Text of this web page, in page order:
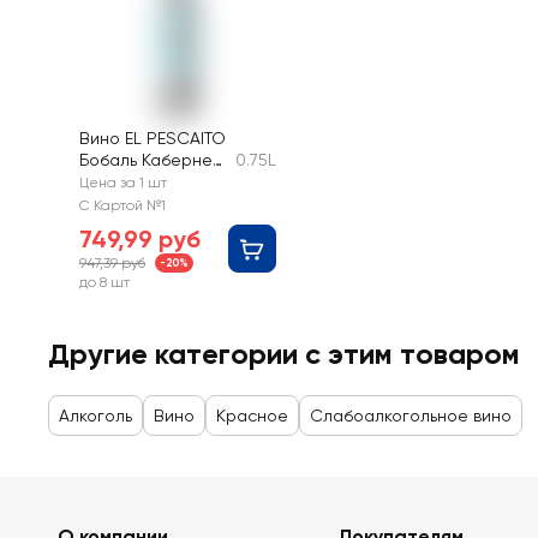
Вино EL PESCAITO
Бобаль Каберне
Совиньон
Валенсия
0.75L
Цена за 1 шт
С Картой №1
749,99 руб
947,39 руб -20%
до 8 шт
Другие категории с этим товаром
Алкоголь Вино Красное Слабоалкогольное вино